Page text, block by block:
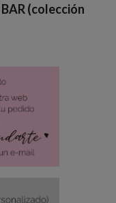
(colección